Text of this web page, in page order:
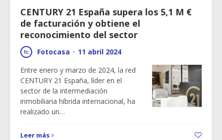
CENTURY 21 España supera los 5,1 M €
de facturación y obtiene el
reconocimiento del sector
Fotocasa · 11 abril 2024
Entre enero y marzo de 2024, la red
CENTURY 21 España, líder en el
sector de la intermediación
inmobiliaria híbrida internacional, ha
realizado un…
Leer más